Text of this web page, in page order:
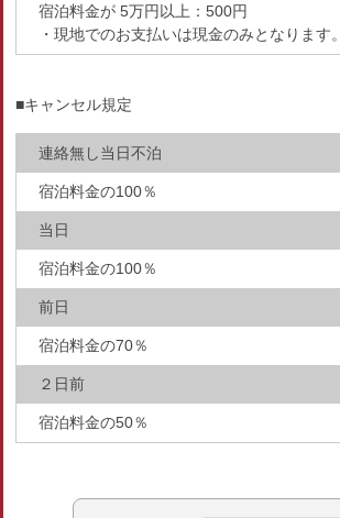
宿泊料金が 5万円以上：500円
・現地でのお支払いは現金のみとなります。
■キャンセル規定
連絡無し当日不泊
宿泊料金の100％
当日
宿泊料金の100％
前日
宿泊料金の70％
２日前
宿泊料金の50％